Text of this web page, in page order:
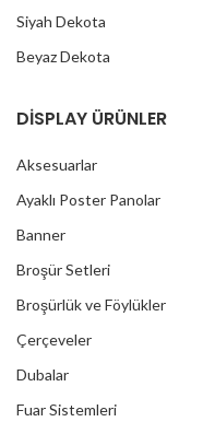
Siyah Dekota
Beyaz Dekota
DİSPLAY ÜRÜNLER
Aksesuarlar
Ayaklı Poster Panolar
Banner
Broşür Setleri
Broşürlük ve Föylükler
Çerçeveler
Dubalar
Fuar Sistemleri